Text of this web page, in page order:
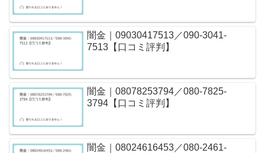
闇金｜09030417513／090-3041-
7513【口コミ評判】
闇金｜08078253794／080-7825-
3794【口コミ評判】
闇金｜08024616453／080-2461-